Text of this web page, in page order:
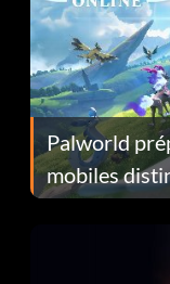
Palworld
mobiles